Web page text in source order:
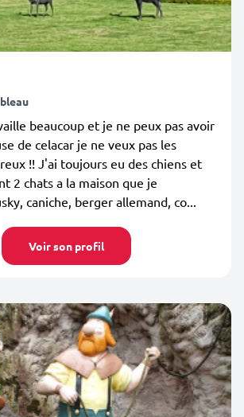
beaucoup et je ne peux pas avoir
de celacar je ne veux pas les
!! J'ai toujours eu des chiens et
2 chats a la maison que je
caniche, berger allemand, co...
Voir son profil